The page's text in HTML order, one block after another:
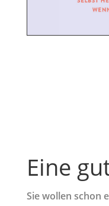
Eine
Sie wollen schon